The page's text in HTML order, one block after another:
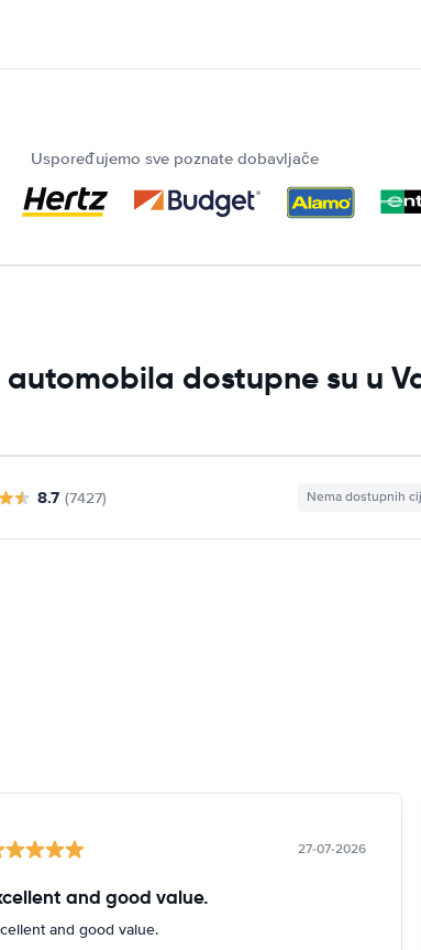
Uspoređujemo sve poznate dobavljače
dostupne su u
8.7 (7427) Nema dostupnih
27-07-2026
and good value.
and good value.